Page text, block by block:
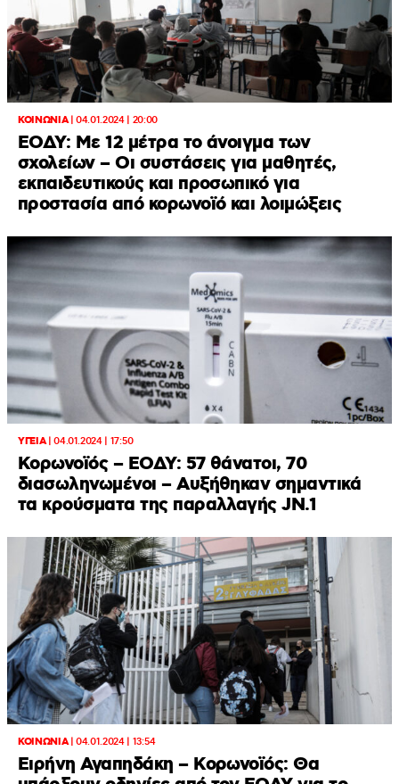
ΚΟΙΝΩΝΙΑ|04.01.2024 | 20:00
ΕΟΔΥ: Με 12 μέτρα το άνοιγμα των
σχολείων – Οι συστάσεις για μαθητές,
εκπαιδευτικούς και προσωπικό για
προστασία από κορωνοϊό και λοιμώξεις
ΥΓΕΙΑ|04.01.2024 | 17:50
Κορωνοϊός – ΕΟΔΥ: 57 θάνατοι, 70
διασωληνωμένοι – Αυξήθηκαν σημαντικά
τα κρούσματα της παραλλαγής JN.1
ΚΟΙΝΩΝΙΑ|04.01.2024 | 13:54
Ειρήνη Αγαπηδάκη – Κορωνοϊός: Θα